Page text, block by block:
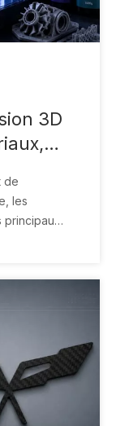
3D
de
les
principaux
de